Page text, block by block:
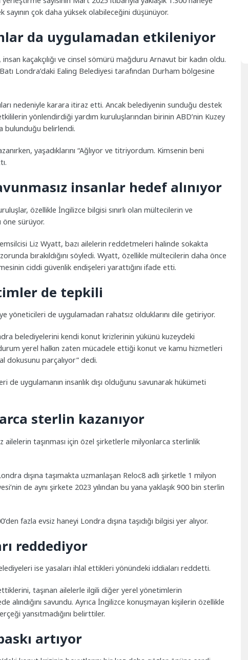
çok daha yüksek olabileceğini düşünüyor.
da uygulamadan etkileniyor
kaçakçılığı ve cinsel sömürü mağduru Arnavut bir kadın oldu.
Londra’daki Ealing Belediyesi tarafından Durham bölgesine
nedeniyle karara itiraz etti. Ancak belediyenin sunduğu destek
yönlendirdiği yardım kuruluşlarından birinin ABD’nin Kuzey
bulunduğu belirlendi.
yaşadıklarını “Ağlıyor ve titriyordum. Kimsenin beni
insanlar hedef alınıyor
özellikle İngilizce bilgisi sınırlı olan mültecilerin ve
öne sürüyor.
Liz Wyatt, bazı ailelerin reddetmeleri halinde sokakta
bırakıldığını söyledi. Wyatt, özellikle mültecilerin daha önce
ciddi güvenlik endişeleri yarattığını ifade etti.
de tepkili
yöneticileri de uygulamadan rahatsız olduklarını dile getiriyor.
belediyelerini kendi konut krizlerinin yükünü kuzeydeki
yerel halkın zaten mücadele ettiği konut ve kamu hizmetleri
dokusunu parçalıyor” dedi.
uygulamanın insanlık dışı olduğunu savunarak hükümeti
sterlin kazanıyor
ailelerin taşınması için özel şirketlerle milyonlarca sterlinlik
dışına taşımakta uzmanlaşan Reloc8 adlı şirketle 1 milyon
de aynı şirkete 2023 yılından bu yana yaklaşık 900 bin sterlin
fazla evsiz haneyi Londra dışına taşıdığı bilgisi yer alıyor.
reddediyor
ise yasaları ihlal ettikleri yönündeki iddiaları reddetti.
taşınan ailelerle ilgili diğer yerel yönetimlerin
alındığını savundu. Ayrıca İngilizce konuşmayan kişilerin özellikle
yansıtmadığını belirttiler.
artıyor